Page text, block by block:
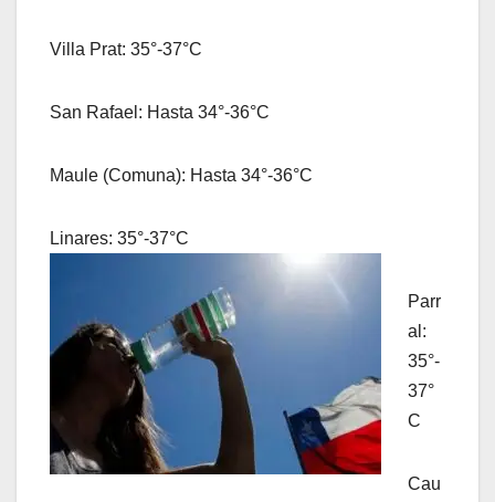
Villa Prat: 35°-37°C
San Rafael: Hasta 34°-36°C
Maule (Comuna): Hasta 34°-36°C
Linares: 35°-37°C
Parr
al:
35°-
37°
C
Cau